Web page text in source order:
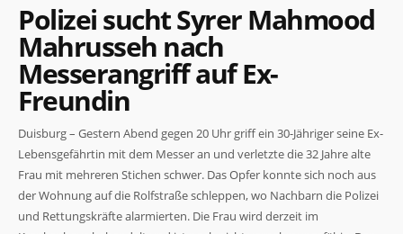
Polizei sucht Syrer Mahmood
Mahrusseh nach
Messerangriff auf Ex-
Freundin
Duisburg – Gestern Abend gegen 20 Uhr griff ein 30-Jähriger seine Ex-
Lebensgefährtin mit dem Messer an und verletzte die 32 Jahre alte
Frau mit mehreren Stichen schwer. Das Opfer konnte sich noch aus
der Wohnung auf die Rolfstraße schleppen, wo Nachbarn die Polizei
und Rettungskräfte alarmierten. Die Frau wird derzeit im